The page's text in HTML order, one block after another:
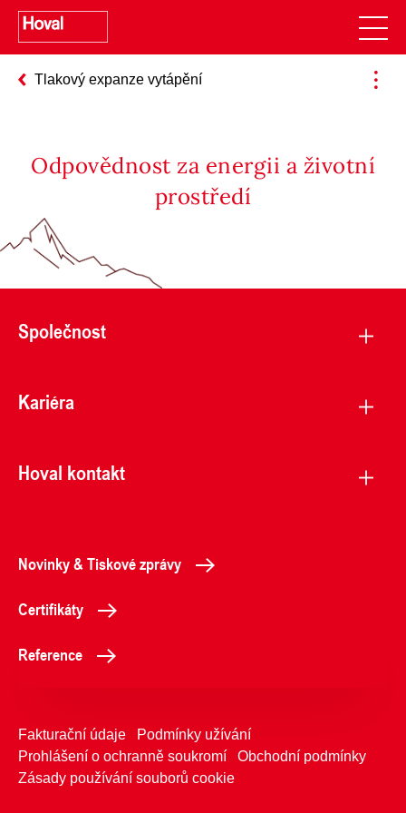
Tlakový expanze vytápění
Odpovědnost za energii a životní
prostředí
Společnost
Kariéra
Hoval kontakt
Novinky & Tiskové zprávy
Certifikáty
Reference
Fakturační údaje
Podmínky užívání
Prohlášení o ochranně soukromí
Obchodní podmínky
Zásady používání souborů cookie